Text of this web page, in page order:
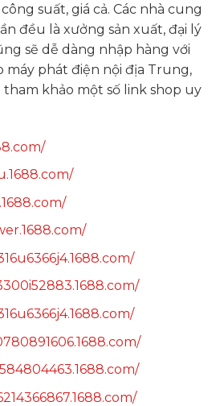
suất, giá cả. Các nhà cung
đều là xưởng sản xuất, đại lý
sẽ dễ dàng nhập hàng với
máy phát điện nội địa Trung,
khảo một số link shop uy